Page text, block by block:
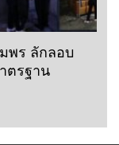
พร ลักลอบ
ตรฐาน